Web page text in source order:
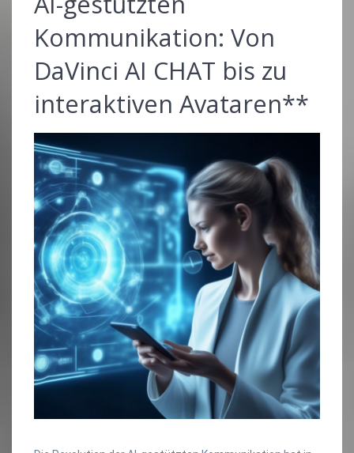
Kommunikation: Von
DaVinci AI CHAT bis zu
interaktiven Avataren**